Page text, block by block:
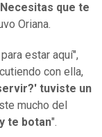
Necesitas que te
Oriana.
estar aquí",
con ella,
tuviste un
mucho del
te botan".